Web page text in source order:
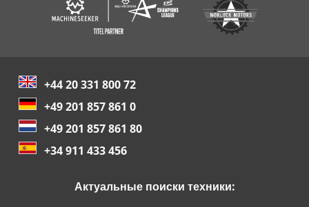
+44 20 331 800 72
+49 201 857 861 0
+49 201 857 861 80
+34 911 433 456
Актуальные поиски техники: